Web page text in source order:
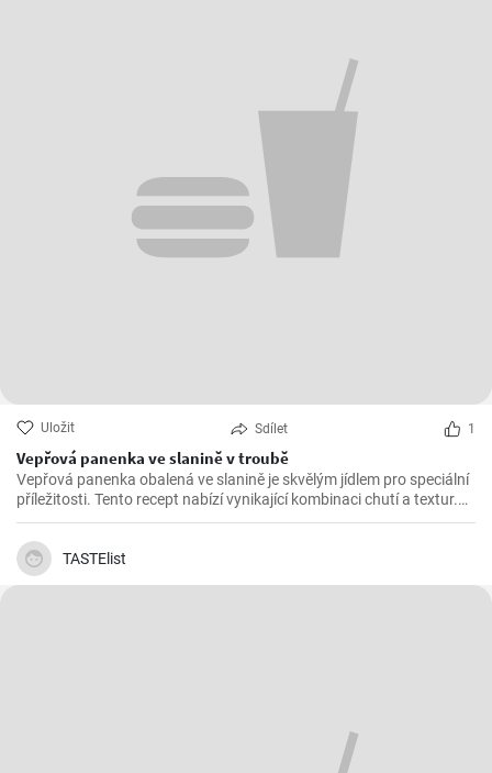
Uložit Sdílet 1
Vepřová panenka ve slanině v troubě
Vepřová panenka obalená ve slanině je skvělým jídlem pro speciální
příležitosti. Tento recept nabízí vynikající kombinaci chutí a textur.
Panenka je velmi šťavnatá a slanina dodává příjemnou křupavou
texturu a bohatou chuť.
TASTElist